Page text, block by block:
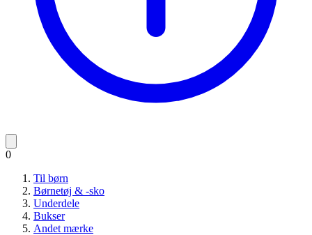
0
Til børn
Børnetøj & -sko
Underdele
Bukser
Andet mærke